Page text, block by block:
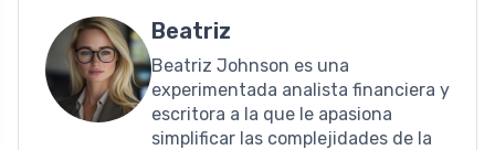
Beatriz
Beatriz Johnson es una
experimentada analista financiera y
escritora a la que le apasiona
simplificar las complejidades de la